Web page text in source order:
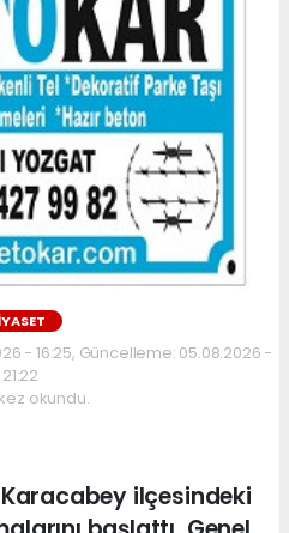
- 16:25, Güncelleme: 05.08.2026 -
21:22
okundu.
Karacabey ilçesindeki